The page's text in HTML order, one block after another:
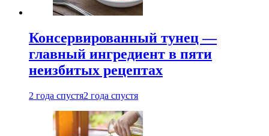
Консервированный тунец —
главный ингредиент в пяти
неизбитых рецептах
2 года спустя2 года спустя